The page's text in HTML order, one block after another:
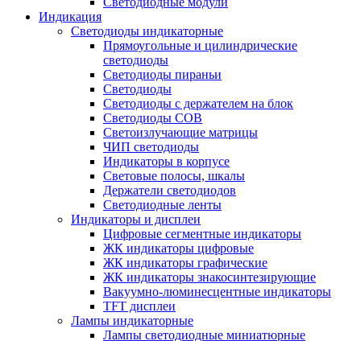
Индикация
Светодиоды индикаторные
Прямоугольные и цилиндрические
светодиоды
Светодиоды пираньи
Светодиоды
Светодиоды с держателем на блок
Светодиоды COB
Светоизлучающие матрицы
ЧИП светодиоды
Индикаторы в корпусе
Световые полосы, шкалы
Держатели светодиодов
Светодиодные ленты
Индикаторы и дисплеи
Цифровые сегментные индикаторы
ЖК индикаторы цифровые
ЖК индикаторы графические
ЖК индикаторы знакосинтезирующие
Вакуумно-люминесцентные индикаторы
TFT дисплеи
Лампы индикаторные
Лампы светодиодные миниатюрные